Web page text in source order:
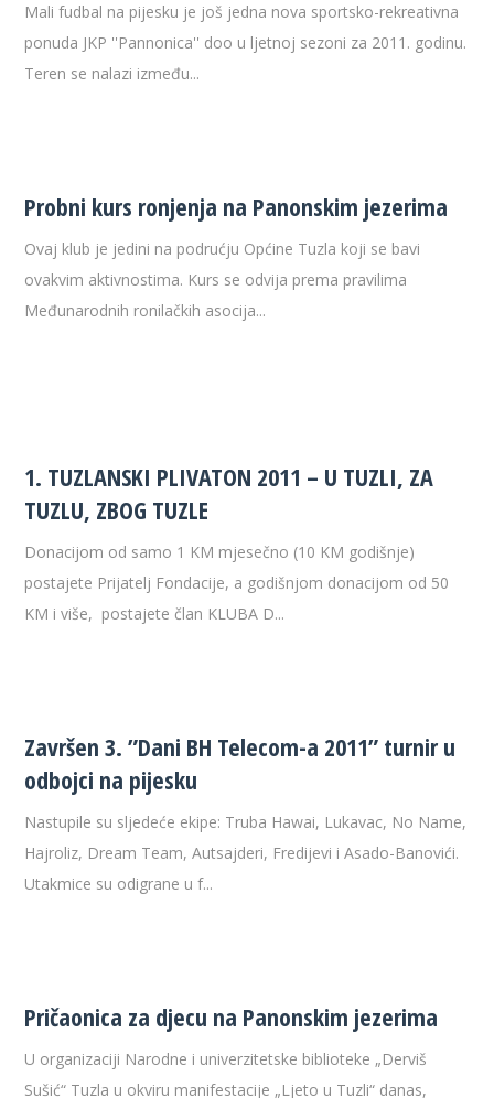
Mali fudbal na pijesku je još jedna nova sportsko-rekreativna
ponuda JKP ''Pannonica'' doo u ljetnoj sezoni za 2011. godinu.
Teren se nalazi između...
Probni kurs ronjenja na Panonskim jezerima
Ovaj klub je jedini na podrućju Općine Tuzla koji se bavi
ovakvim aktivnostima. Kurs se odvija prema pravilima
Međunarodnih ronilačkih asocija...
1. TUZLANSKI PLIVATON 2011 – U TUZLI, ZA
TUZLU, ZBOG TUZLE
Donacijom od samo 1 KM mjesečno (10 KM godišnje)
postajete Prijatelj Fondacije, a godišnjom donacijom od 50
KM i više, postajete član KLUBA D...
Završen 3. ”Dani BH Telecom-a 2011” turnir u
odbojci na pijesku
Nastupile su sljedeće ekipe: Truba Hawai, Lukavac, No Name,
Hajroliz, Dream Team, Autsajderi, Fredijevi i Asado-Banovići.
Utakmice su odigrane u f...
Pričaonica za djecu na Panonskim jezerima
U organizaciji Narodne i univerzitetske biblioteke „Derviš
Sušić“ Tuzla u okviru manifestacije „Ljeto u Tuzli“ danas,